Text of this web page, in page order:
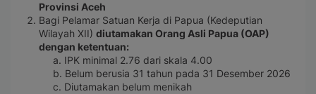
Provinsi Aceh
Bagi Pelamar Satuan Kerja di Papua (Kedeputian
Wilayah XII) diutamakan Orang Asli Papua (OAP)
dengan ketentuan:
a. IPK minimal 2.76 dari skala 4.00
b. Belum berusia 31 tahun pada 31 Desember 2026
c. Diutamakan belum menikah